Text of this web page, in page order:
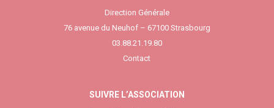
Direction Générale
76 avenue du Neuhof – 67100 Strasbourg
03.88.21.19.80
Contact
SUIVRE L’ASSOCIATION